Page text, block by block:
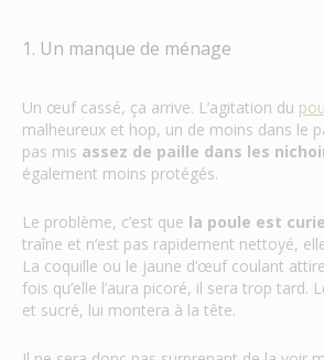
1. Un manque de ménage
Un œuf cassé, ça arrive. L’agitation du
malheureux et hop, un de moins dans le
pas mis assez de paille dans les
également moins protégés.
Le problème, c’est que la poule est
traîne et n’est pas rapidement nettoyé,
La coquille ou le jaune d’œuf coulant
fois qu’elle l’aura picoré, il sera trop tard.
et sucré, lui montera à la tête.